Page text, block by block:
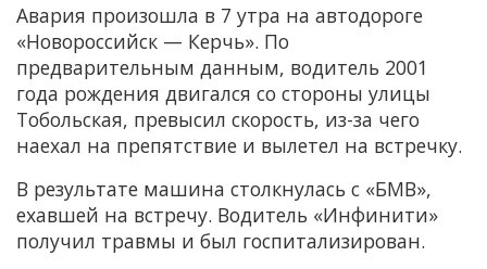
Авария произошла в 7 утра на автодороге
«Новороссийск — Керчь». По
предварительным данным, водитель 2001
года рождения двигался со стороны улицы
Тобольская, превысил скорость, из-за чего
наехал на препятствие и вылетел на встречку.
В результате машина столкнулась с «БМВ»,
ехавшей на встречу. Водитель «Инфинити»
получил травмы и был госпитализирован.